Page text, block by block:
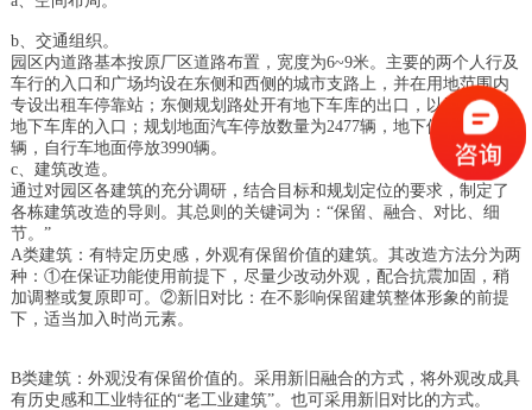
b、交通组织。
园区内道路基本按原厂区道路布置，宽度为6~9米。主要的两个人行及
车行的入口和广场均设在东侧和西侧的城市支路上，并在用地范围内
专设出租车停靠站；东侧规划路处开有地下车库的出口，以及人行与
地下车库的入口；规划地面汽车停放数量为2477辆，地下停车1230
辆，自行车地面停放3990辆。
c、建筑改造。
通过对园区各建筑的充分调研，结合目标和规划定位的要求，制定了
各栋建筑改造的导则。其总则的关键词为：“保留、融合、对比、细
节。”
A类建筑：有特定历史感，外观有保留价值的建筑。其改造方法分为两
种：①在保证功能使用前提下，尽量少改动外观，配合抗震加固，稍
加调整或复原即可。②新旧对比：在不影响保留建筑整体形象的前提
下，适当加入时尚元素。
B类建筑：外观没有保留价值的。采用新旧融合的方式，将外观改成具
有历史感和工业特征的“老工业建筑”。也可采用新旧对比的方式。